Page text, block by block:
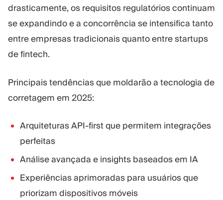
drasticamente, os requisitos regulatórios continuam
se expandindo e a concorrência se intensifica tanto
entre empresas tradicionais quanto entre startups
de fintech.
Principais tendências que moldarão a tecnologia de
corretagem em 2025:
Arquiteturas API-first que permitem integrações
perfeitas
Análise avançada e insights baseados em IA
Experiências aprimoradas para usuários que
priorizam dispositivos móveis